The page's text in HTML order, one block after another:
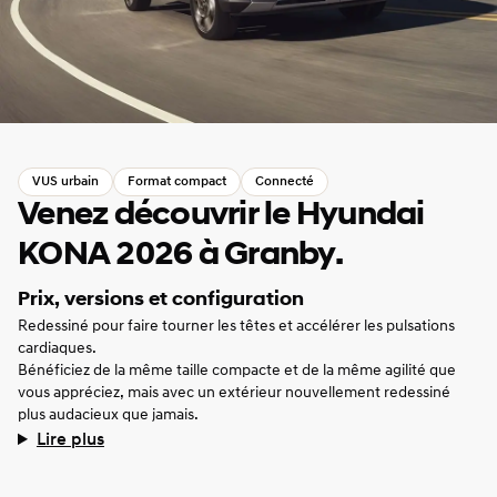
VUS urbain Format compact Connecté
Venez découvrir le Hyundai
KONA 2026 à Granby.
Prix, versions et configuration
Redessiné pour faire tourner les têtes et accélérer les pulsations
cardiaques.
Bénéficiez de la même taille compacte et de la même agilité que
vous appréciez, mais avec un extérieur nouvellement redessiné
plus audacieux que jamais.
Lire plus